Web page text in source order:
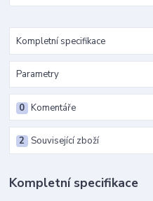
Kompletní specifikace
Parametry
Komentáře
0
Související zboží
2
Kompletní specifikace